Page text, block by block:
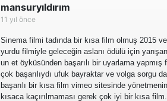
mansuryıldırım
11 yıl önce
Sinema filmi tadında bir kısa film olmuş 2015
yurdu filmiyle geleceğin aslanı ödülü için
un et öyküsünden başarılı bir uyarlama
çok başarılıydı ufuk bayraktar ve volga sorgu
başarılı bir kısa film vimeo sitesinde
kısaca kaçırılmaması gerek çok iyi bir kısa film.